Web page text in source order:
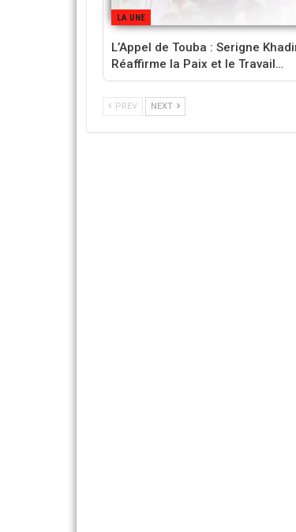
LA UNE
L’Appel de Touba : Serigne
Réaffirme la Paix et le Travail…
PREV NEXT